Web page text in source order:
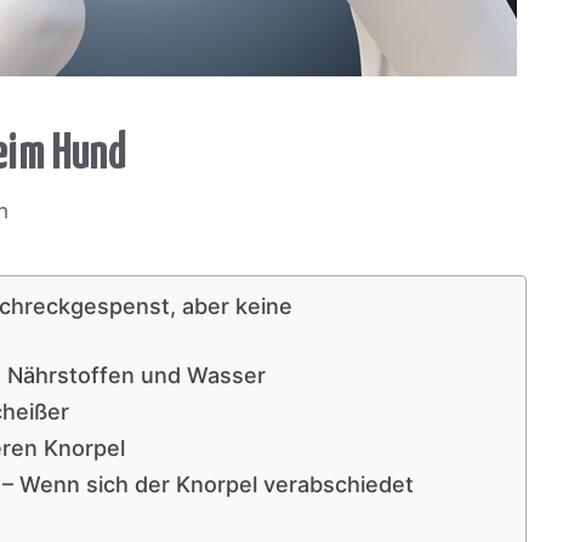
Hund
aber keine
und Wasser
Knorpel
Wenn sich der Knorpel verabschiedet